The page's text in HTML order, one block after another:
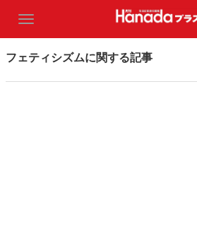
フェティシズムに関する記事